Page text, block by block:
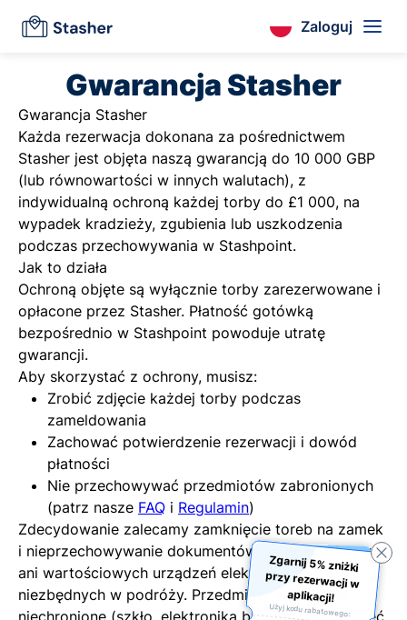
Zaloguj
Gwarancja Stasher
Gwarancja Stasher
Każda rezerwacja dokonana za pośrednictwem
Stasher jest objęta naszą gwarancją do 10 000 GBP
(lub równowartości w innych walutach), z
indywidualną ochroną każdej torby do £1 000, na
wypadek kradzieży, zgubienia lub uszkodzenia
podczas przechowywania w Stashpoint.
Jak to działa
Ochroną objęte są wyłącznie torby zarezerwowane i
opłacone przez Stasher. Płatność gotówką
bezpośrednio w Stashpoint powoduje utratę
gwarancji.
Aby skorzystać z ochrony, musisz:
Zrobić zdjęcie każdej torby podczas
zameldowania
Zachować potwierdzenie rezerwacji i dowód
płatności
Nie przechowywać przedmiotów zabronionych
(patrz nasze FAQ i Regulamin)
Zdecydowanie zalecamy zamknięcie toreb na zamek
i nieprzechowywanie dokumentów podróży, kluczy
ani wartościowych urządzeń elektronicznych
niezbędnych w podróży. Przedmioty kruche lub
niechronione (szkło, elektronika bez etui) mogą mieć
Zgarnij 5% zniżki
przy rezerwacji w
aplikacji!
Użyj kodu rabatowego: